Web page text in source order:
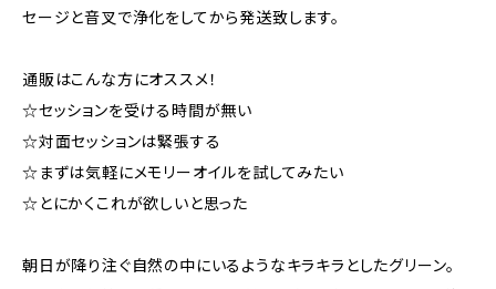
セージと音叉で浄化をしてから発送致します。
通販はこんな方にオススメ！
☆セッションを受ける時間が無い
☆対面セッションは緊張する
☆まずは気軽にメモリーオイルを試してみたい
☆とにかくこれが欲しいと思った
朝日が降り注ぐ自然の中にいるようなキラキラとしたグリーン。